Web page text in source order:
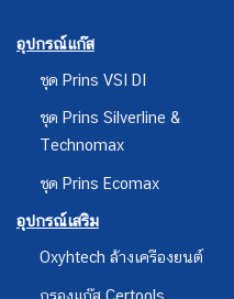
อุปกรณ์แก๊ส
ชุด Prins VSI DI
ชุด Prins Silverline &
Technomax
ชุด Prins Ecomax
อุปกรณ์เสริม
Oxyhtech ล้างเครืองยนต์
กรองแก๊ส Certools